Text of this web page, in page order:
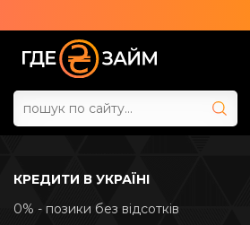
КРЕДИТИ В УКРАЇНІ
0% - позики без відсотків